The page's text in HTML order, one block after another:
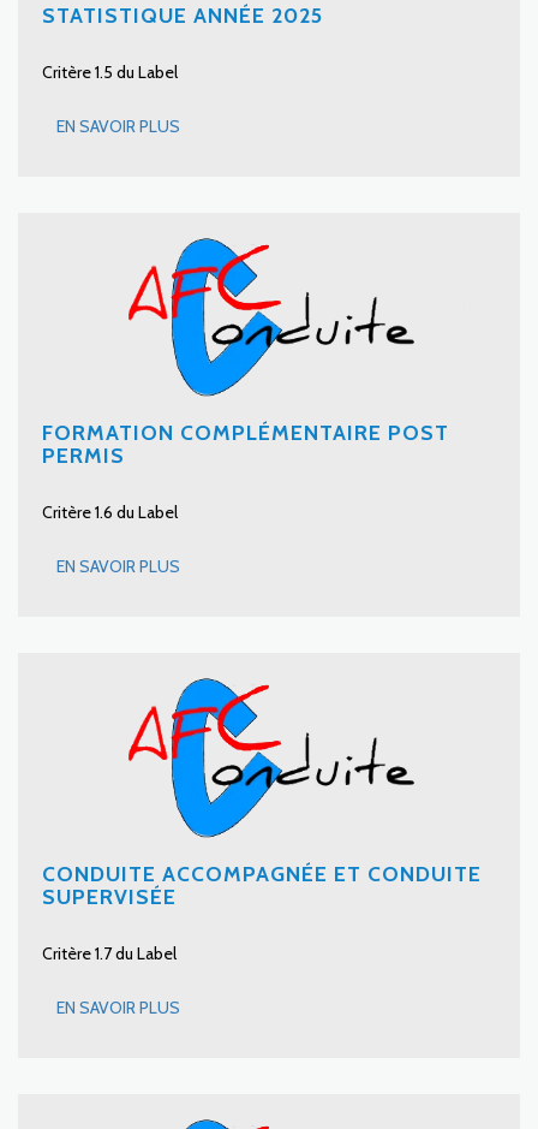
STATISTIQUE ANNÉE 2025
Critère 1.5 du Label
EN SAVOIR PLUS
FORMATION COMPLÉMENTAIRE POST
PERMIS
Critère 1.6 du Label
EN SAVOIR PLUS
CONDUITE ACCOMPAGNÉE ET CONDUITE
SUPERVISÉE
Critère 1.7 du Label
EN SAVOIR PLUS